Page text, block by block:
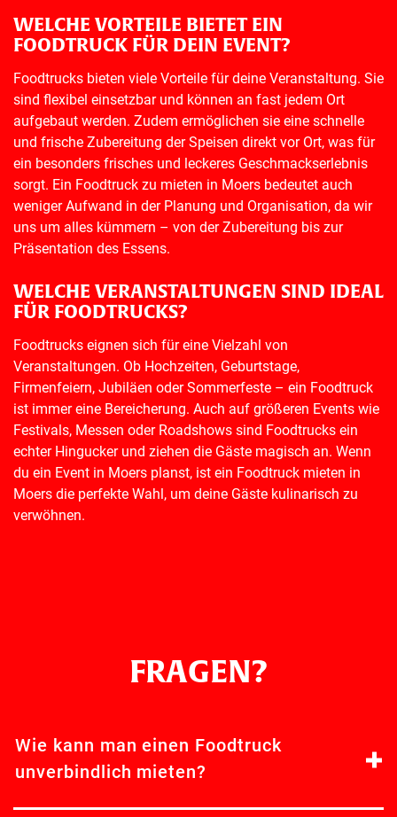
WELCHE VORTEILE BIETET EIN
FOODTRUCK FÜR DEIN EVENT?
Foodtrucks bieten viele Vorteile für deine Veranstaltung. Sie
sind flexibel einsetzbar und können an fast jedem Ort
aufgebaut werden. Zudem ermöglichen sie eine schnelle
und frische Zubereitung der Speisen direkt vor Ort, was für
ein besonders frisches und leckeres Geschmackserlebnis
sorgt. Ein Foodtruck zu mieten in Moers bedeutet auch
weniger Aufwand in der Planung und Organisation, da wir
uns um alles kümmern – von der Zubereitung bis zur
Präsentation des Essens.
WELCHE VERANSTALTUNGEN SIND IDEAL
FÜR FOODTRUCKS?
Foodtrucks eignen sich für eine Vielzahl von
Veranstaltungen. Ob Hochzeiten, Geburtstage,
Firmenfeiern, Jubiläen oder Sommerfeste – ein Foodtruck
ist immer eine Bereicherung. Auch auf größeren Events wie
Festivals, Messen oder Roadshows sind Foodtrucks ein
echter Hingucker und ziehen die Gäste magisch an. Wenn
du ein Event in Moers planst, ist ein Foodtruck mieten in
Moers die perfekte Wahl, um deine Gäste kulinarisch zu
verwöhnen.
FRAGEN?
Wie kann man einen Foodtruck
unverbindlich mieten?